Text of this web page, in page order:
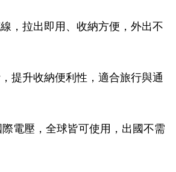
，拉出即用、收納方便，外出不
提升收納便利性，適合旅行與通
電壓，全球皆可使用，出國不需